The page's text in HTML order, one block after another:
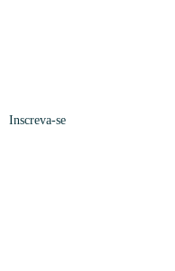
Inscreva-se